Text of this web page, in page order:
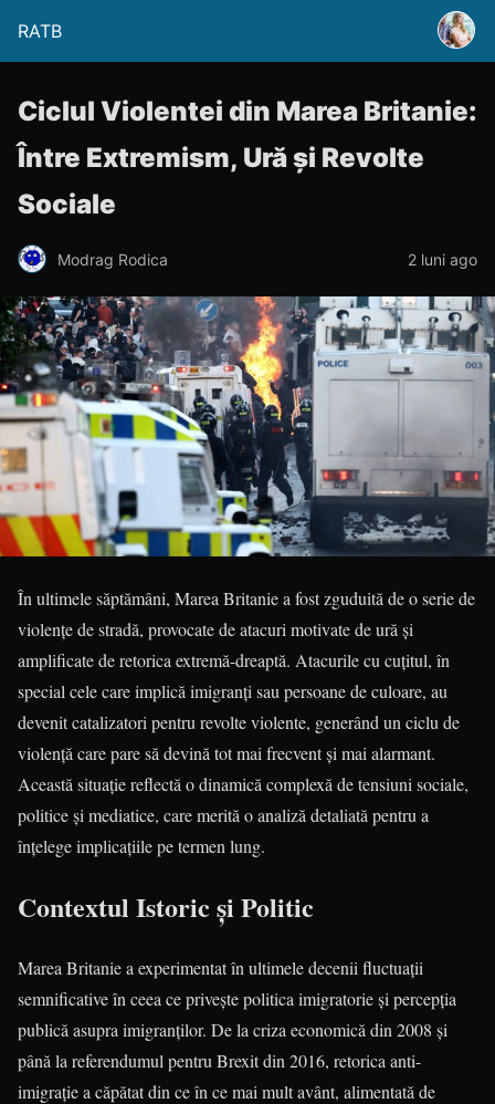
RATB
Ciclul Violentei din Marea Britanie:
Între Extremism, Ură și Revolte
Sociale
Modrag Rodica 2 luni ago
În ultimele săptămâni, Marea Britanie a fost zguduită de o serie de
violențe de stradă, provocate de atacuri motivate de ură și
amplificate de retorica extremă-dreaptă. Atacurile cu cuțitul, în
special cele care implică imigranți sau persoane de culoare, au
devenit catalizatori pentru revolte violente, generând un ciclu de
violență care pare să devină tot mai frecvent și mai alarmant.
Această situație reflectă o dinamică complexă de tensiuni sociale,
politice și mediatice, care merită o analiză detaliată pentru a
înțelege implicațiile pe termen lung.
Contextul Istoric și Politic
Marea Britanie a experimentat în ultimele decenii fluctuații
semnificative în ceea ce privește politica imigratorie și percepția
publică asupra imigranților. De la criza economică din 2008 și
până la referendumul pentru Brexit din 2016, retorica anti-
imigrație a căpătat din ce în ce mai mult avânt, alimentată de